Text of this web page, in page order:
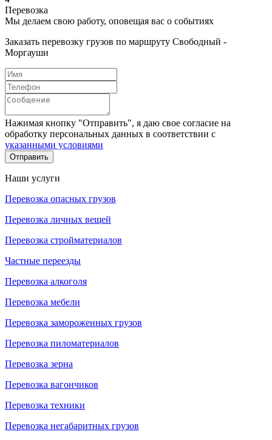
Перевозка
Мы делаем свою работу, оповещая вас о событиях
Заказать перевозку грузов по маршруту Свободный -
Моргауши
Нажимая кнопку "Отправить", я даю свое согласие на
обработку персональных данных в соответствии с
указанными условиями
Отправить
Наши услуги
Перевозка опасных грузов
Перевозка личных вещей
Перевозка стройматериалов
Частные переезды
Перевозка алкоголя
Перевозка мебели
Перевозка замороженных грузов
Перевозка пиломатериалов
Перевозка зерна
Перевозка вагончиков
Перевозка техники
Перевозка негабаритных грузов